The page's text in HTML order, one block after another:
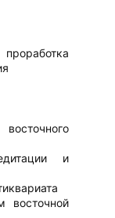
и
восточной